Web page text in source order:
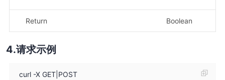
Return Boolean
请求示例
curl -X GET|POST